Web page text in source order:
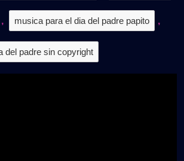
, musica para el dia del padre papito ,
del padre sin copyright